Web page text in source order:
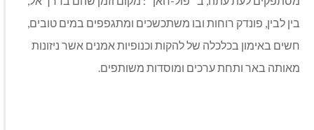
בין לבין, פונדק רוחות ובו משתכשכים ומתגפפים במים טובים,
חשים באימון בכלכלה של להקות וכנופיות אמנים אשר ניזונות
מאותה באר ותחת ערכים ומוסדות משותפים.